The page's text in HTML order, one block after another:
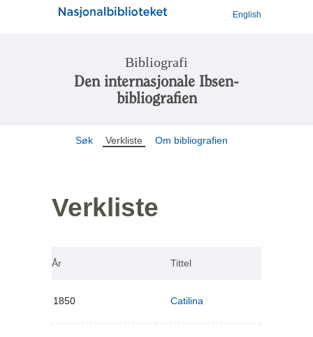
English
Bibliografi
Den internasjonale Ibsen-
bibliografien
Søk Verkliste Om bibliografien
Verkliste
År Tittel
1850 Catilina